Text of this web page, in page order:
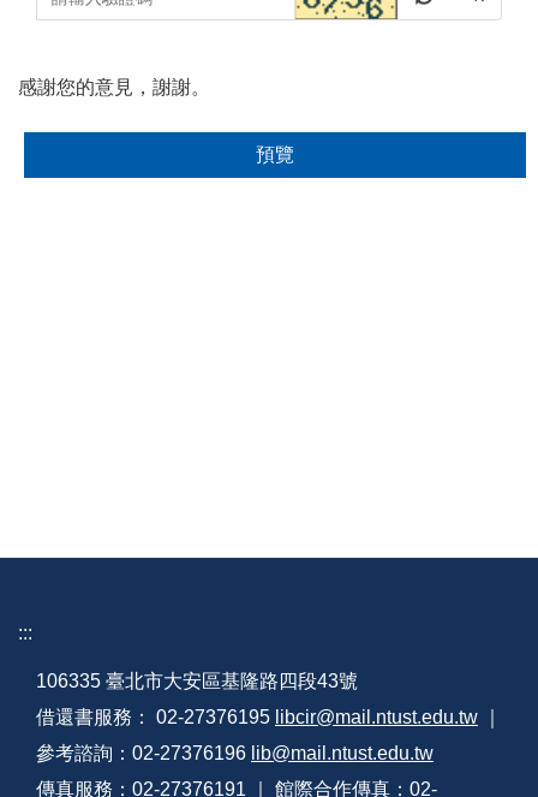
感謝您的意見，謝謝。
預覽
:::
106335 臺北市大安區基隆路四段43號
借還書服務： 02-27376195 libcir@mail.ntust.edu.tw
參考諮詢：02-27376196 lib@mail.ntust.edu.tw
傳真服務：02-27376191 ｜ 館際合作傳真：02-